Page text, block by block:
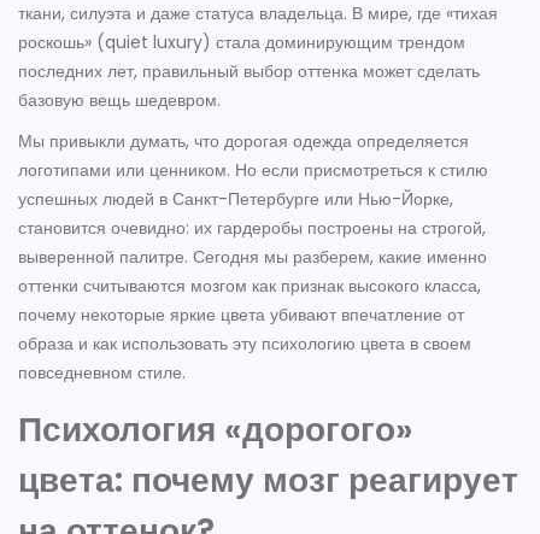
ткани, силуэта и даже статуса владельца. В мире, где «тихая
роскошь» (quiet luxury) стала доминирующим трендом
последних лет, правильный выбор оттенка может сделать
базовую вещь шедевром.
Мы привыкли думать, что дорогая одежда определяется
логотипами или ценником. Но если присмотреться к стилю
успешных людей в Санкт-Петербурге или Нью-Йорке,
становится очевидно: их гардеробы построены на строгой,
выверенной палитре. Сегодня мы разберем, какие именно
оттенки считываются мозгом как признак высокого класса,
почему некоторые яркие цвета убивают впечатление от
образа и как использовать эту психологию цвета в своем
повседневном стиле.
Психология «дорогого»
цвета: почему мозг реагирует